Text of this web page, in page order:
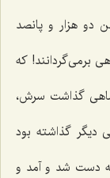
دو هزار و پانصد
برمی‌گردانند! که
گذاشت سرش،
دیگر گذاشته بود
دست شد و آمد و